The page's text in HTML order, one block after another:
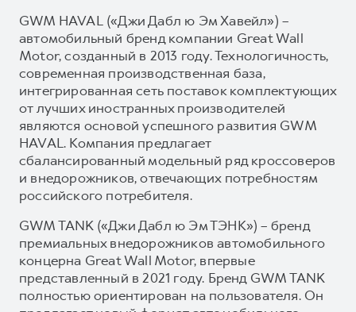
GWM HAVAL («Джи Дабл ю Эм Хавейл») –
автомобильный бренд компании Great Wall
Motor, созданный в 2013 году. Технологичность,
современная производственная база,
интегрированная сеть поставок комплектующих
от лучших иностранных производителей
являются основой успешного развития GWM
HAVAL. Компания предлагает
сбалансированный модельный ряд кроссоверов
и внедорожников, отвечающих потребностям
российского потребителя.
GWM TANK («Джи Дабл ю Эм ТЭНК») – бренд
премиальных внедорожников автомобильного
концерна Great Wall Motor, впервые
представленный в 2021 году. Бренд GWM TANK
полностью ориентирован на пользователя. Он